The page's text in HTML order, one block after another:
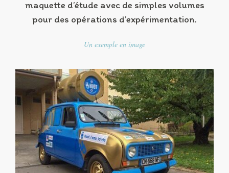
maquette d’étude avec de simples volumes
pour des opérations d’expérimentation.
Un exemple en image